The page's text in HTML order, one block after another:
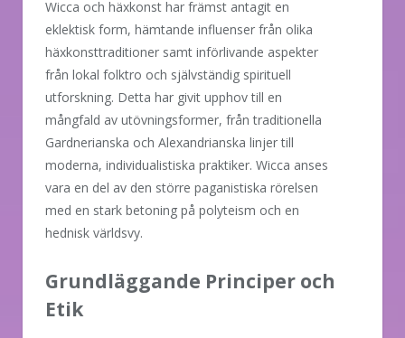
Wicca och häxkonst har främst antagit en
eklektisk form, hämtande influenser från olika
häxkonsttraditioner samt införlivande aspekter
från lokal folktro och självständig spirituell
utforskning. Detta har givit upphov till en
mångfald av utövningsformer, från traditionella
Gardnerianska och Alexandrianska linjer till
moderna, individualistiska praktiker. Wicca anses
vara en del av den större paganistiska rörelsen
med en stark betoning på polyteism och en
hednisk världsvy.
Grundläggande Principer och
Etik